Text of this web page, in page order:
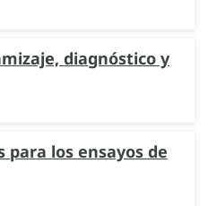
diagnóstico y
los ensayos de